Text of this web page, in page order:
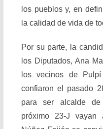
los pueblos y, en
la calidad de vida de
Por su parte, la
los Diputados, Ana
los vecinos de
confiaron el pasado
para ser alcalde
próximo 23-J